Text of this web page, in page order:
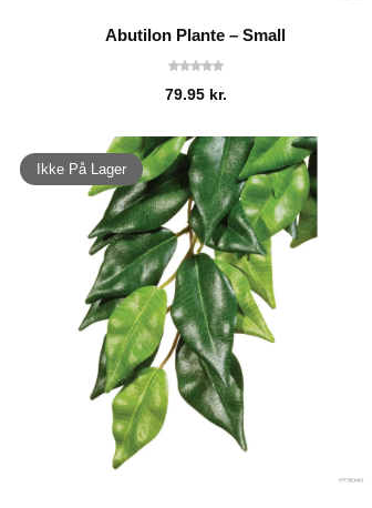
Abutilon Plante – Small
79.95 kr.
Ikke På Lager